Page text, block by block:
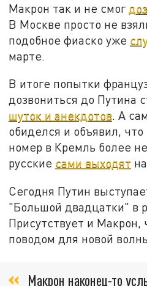
Макрон так и не смог
В Москве просто не
подобное фиаско уже
марте.
В итоге попытки
дозвониться до Путина
шуток и анекдотов. А
обиделся и объявил,
номер в Кремль более
русские сами выходят
Сегодня Путин
"Большой двадцатки" в
Присутствует и Макрон,
поводом для новой
Макрон наконец-то